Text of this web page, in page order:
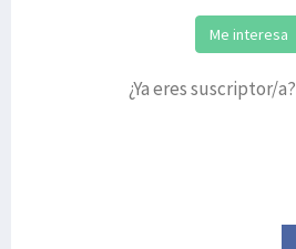
Me interesa
¿Ya eres suscriptor/a?